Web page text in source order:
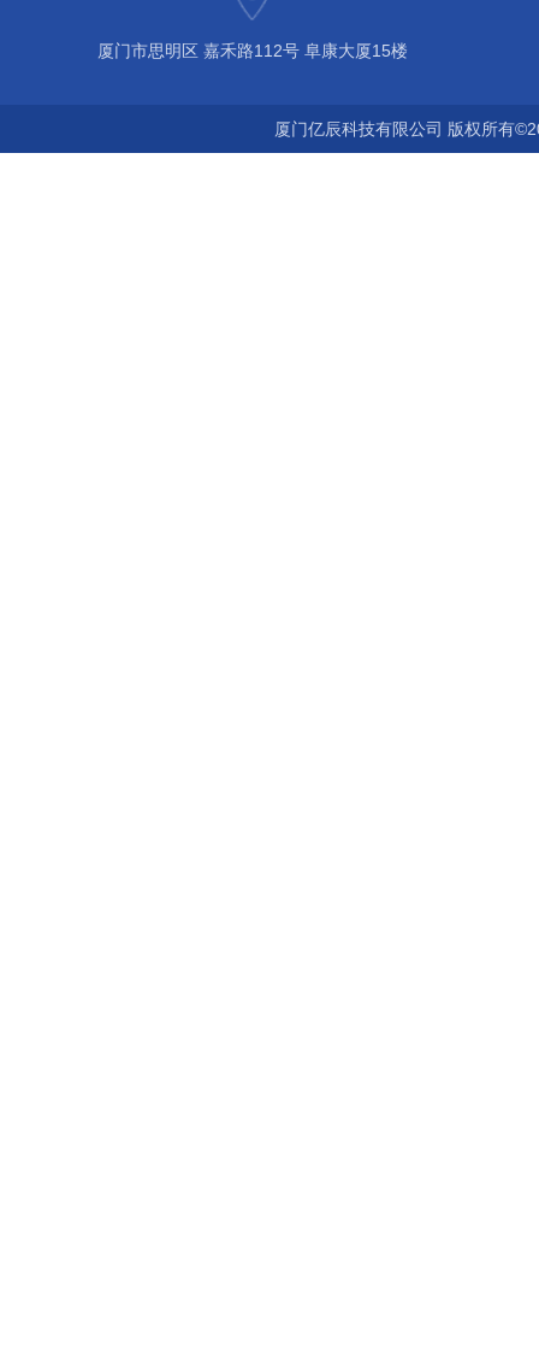
厦门市思明区 嘉禾路112号 阜康大厦15楼
厦门亿辰科技有限公司 版权所有